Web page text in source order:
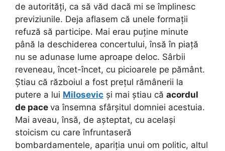
de autorități, ca să văd dacă mi se împlinesc
previziunile. Deja aflasem că unele formații
refuză să participe. Mai erau puține minute
până la deschiderea concertului, însă în piață
nu se adunase lume aproape deloc. Sârbii
reveneau, încet-încet, cu picioarele pe pământ.
Știau că războiul a fost prețul rămânerii la
putere a lui Milosevic și mai știau că acordul
de pace va însemna sfârșitul domniei acestuia.
Mai aveau, însă, de așteptat, cu același
stoicism cu care înfruntaseră
bombardamentele, apariția unui om politic, altul